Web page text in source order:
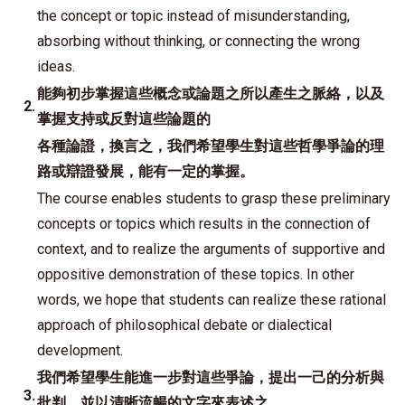
the concept or topic instead of misunderstanding,
absorbing without thinking, or connecting the wrong
ideas.
2.
能夠初步掌握這些概念或論題之所以產生之脈絡，以及
掌握支持或反對這些論題的
各種論證，換言之，我們希望學生對這些哲學爭論的理
路或辯證發展，能有一定的掌握。
The course enables students to grasp these preliminary
concepts or topics which results in the connection of
context, and to realize the arguments of supportive and
oppositive demonstration of these topics. In other
words, we hope that students can realize these rational
approach of philosophical debate or dialectical
development.
3.
我們希望學生能進一步對這些爭論，提出一己的分析與